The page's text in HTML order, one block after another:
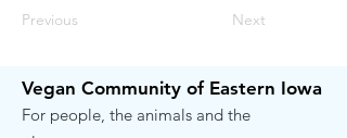
Previous Next
Vegan Community of Eastern Iowa
For people, the animals and the